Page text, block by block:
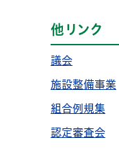
他リンク
議会
施設整備事業
組合例規集
認定審査会